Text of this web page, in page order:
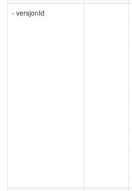
- versjonId